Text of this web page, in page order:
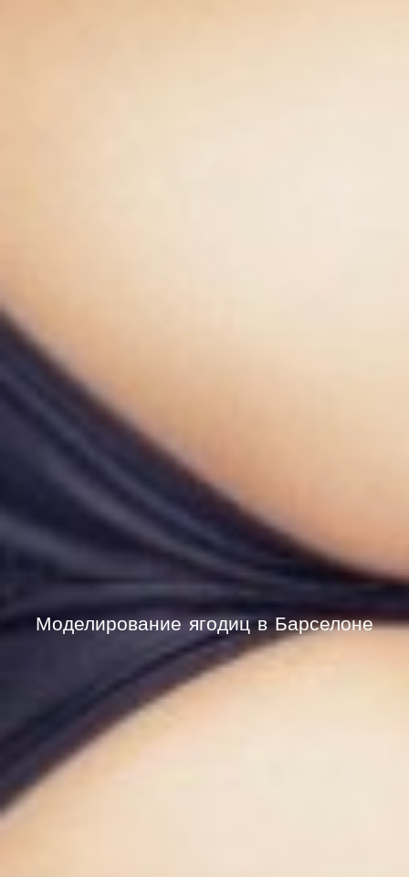
Моделирование ягодиц в Барселоне